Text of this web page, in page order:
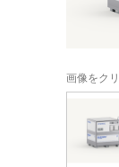
画像をク